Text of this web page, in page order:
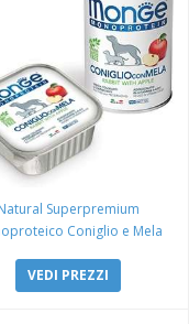
Superpremium
Coniglio e Mela
VEDI PREZZI